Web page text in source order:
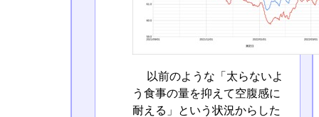
以前のような「太らないよ
う食事の量を抑えて空腹感に
耐える」という状況からした